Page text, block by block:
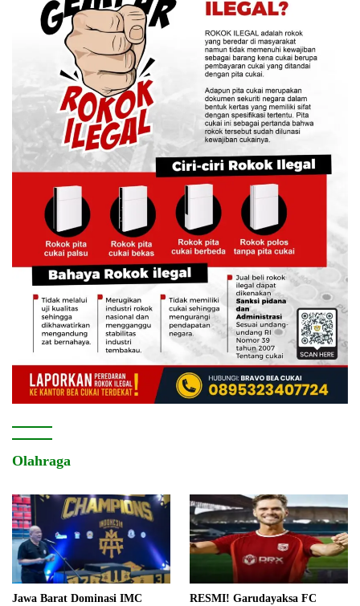
Olahraga
Jawa Barat Dominasi IMC
RESMI! Garudayaksa FC